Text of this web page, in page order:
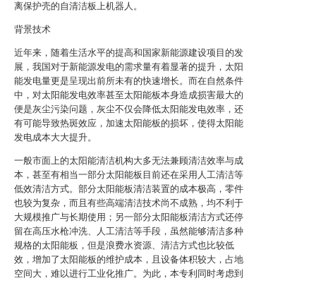
离保护壳的自清洁板上机器人。
背景技术
近年来，随着生活水平的提高和国家新能源建设项目的发
展，我国对于新能源发电的需求量有着显著的提升，太阳
能发电量更是呈现出前所未有的快速增长。而在自然条件
中，对太阳能发电效率甚至太阳能板本身造成损害最大的
便是灰尘污染问题，灰尘不仅会降低太阳能发电效率，还
有可能导致热斑效应，加速太阳能板的损坏，使得太阳能
发电成本大大提升。
一般市面上的太阳能清洁机构大多无法兼顾清洁效率与成
本，甚至有相当一部分太阳能板目前还在采用人工清洁等
低效清洁方式。部分太阳能板清洁装置的成本极高，零件
也较为复杂，而且有些高端清洁技术尚不成熟，均不利于
大规模推广与长期使用；另一部分太阳能板清洁方式还停
留在高压水枪冲洗、人工清洁等手段，虽然能够清洁多种
规格的太阳能板，但是浪费水资源、清洁方式也比较低
效，增加了太阳能板的维护成本，且设备体积较大，占地
空间大，难以进行工业化推广。为此，本专利同时考虑到